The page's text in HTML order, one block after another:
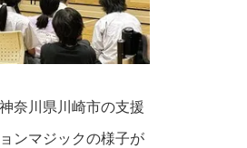
奈川県川崎市の支援
ンマジックの様子が